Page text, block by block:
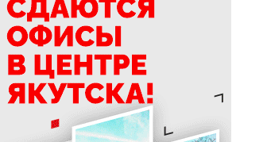
15:39
Приметы на 9 августа 2026
года: как провести день
Пантелеймона
15:29
К Земле приближается
потенциально опасный
астероид